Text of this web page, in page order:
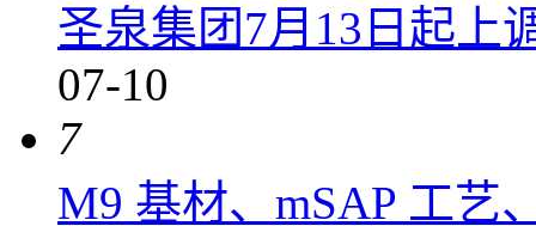
圣泉集团7月13日起上
07-10
7
M9 基材、mSAP 工艺